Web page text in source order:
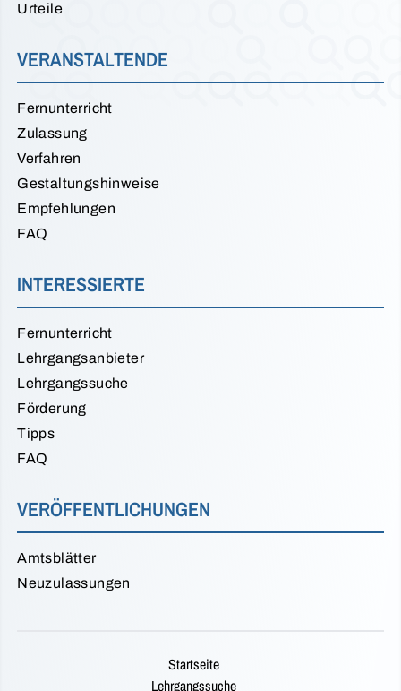
Urteile
VERANSTALTENDE
Fernunterricht
Zulassung
Verfahren
Gestaltungshinweise
Empfehlungen
FAQ
INTERESSIERTE
Fernunterricht
Lehrgangsanbieter
Lehrgangssuche
Förderung
Tipps
FAQ
VERÖFFENTLICHUNGEN
Amtsblätter
Neuzulassungen
Startseite
Lehrgangssuche